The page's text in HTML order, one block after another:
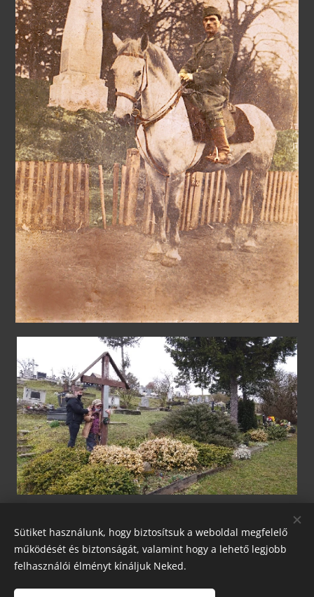
Sütiket használunk, hogy biztosítsuk a weboldal megfelelő
működését és biztonságát, valamint hogy a lehető legjobb
felhasználói élményt kínáljuk Neked.